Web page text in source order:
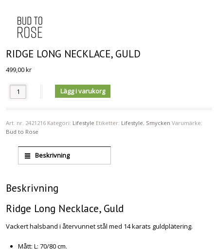
RIDGE LONG NECKLACE, GULD
499,00kr
Antal Lägg i varukorg
Art. nr. 2421216 Kategori: Lifestyle Etiketter: Lifestyle, Smycken Varumärke:
Bud to Rose
Beskrivning
Beskrivning
Ridge Long Necklace, Guld
Vackert halsband i återvunnet stål med 14 karats guldplätering.
Mått: L: 70/80 cm.